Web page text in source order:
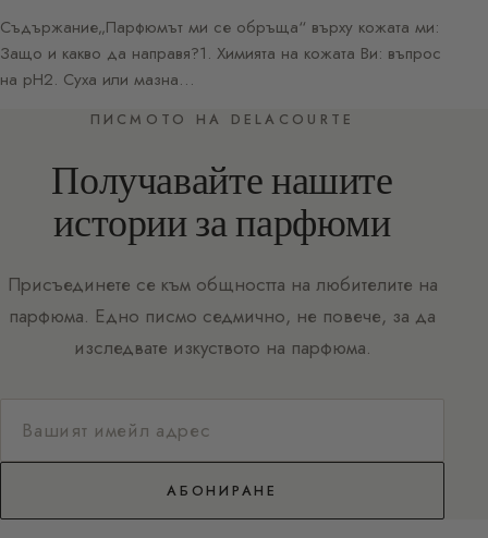
Съдържание„Парфюмът ми се обръща“ върху кожата ми:
Защо и какво да направя?1. Химията на кожата Ви: въпрос
на pH2. Суха или мазна…
ПИСМОТО НА DELACOURTE
Получавайте нашите
истории за парфюми
Присъединете се към общността на любителите на
парфюма. Едно писмо седмично, не повече, за да
изследвате изкуството на парфюма.
АБОНИРАНЕ